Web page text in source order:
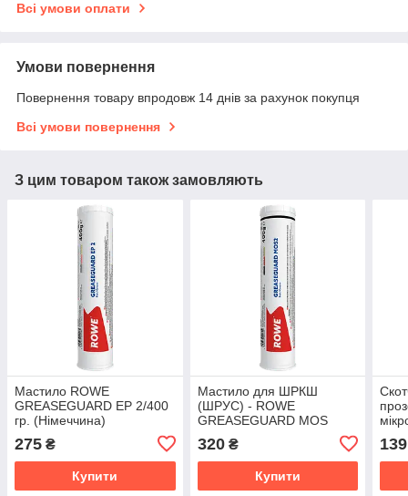
Всі умови оплати
Умови повернення
Повернення товару впродовж 14 днів за рахунок покупця
Всі умови повернення
З цим товаром також замовляють
Мастило ROWE
GREASEGUARD EP 2/400
гр. (Німеччина)
275 ₴
Купити
Мастило для ШРКШ
(ШРУС) - ROWE
GREASEGUARD MOS
320₴
Купити
139